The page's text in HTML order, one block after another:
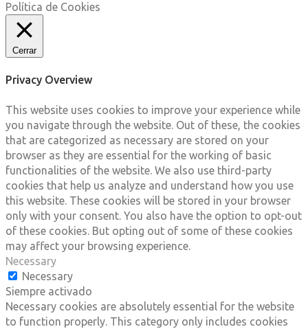
Política de Cookies
Cerrar
Privacy Overview
This website uses cookies to improve your experience while
you navigate through the website. Out of these, the cookies
that are categorized as necessary are stored on your
browser as they are essential for the working of basic
functionalities of the website. We also use third-party
cookies that help us analyze and understand how you use
this website. These cookies will be stored in your browser
only with your consent. You also have the option to opt-out
of these cookies. But opting out of some of these cookies
may affect your browsing experience.
Necessary
Necessary
Siempre activado
Necessary cookies are absolutely essential for the website
to function properly. This category only includes cookies